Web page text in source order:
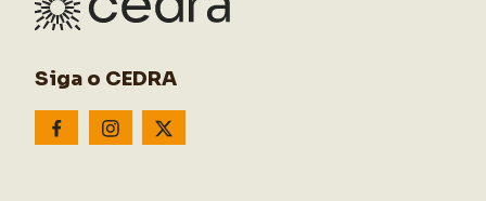
Siga o CEDRA